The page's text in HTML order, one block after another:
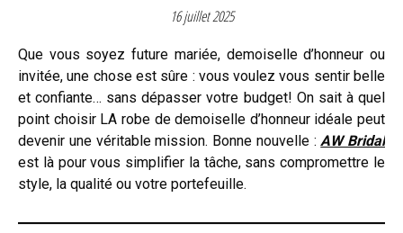
16 juillet 2025
Que vous soyez future mariée, demoiselle d’honneur ou
invitée, une chose est sûre : vous voulez vous sentir belle
et confiante… sans dépasser votre budget! On sait à quel
point choisir LA robe de demoiselle d’honneur idéale peut
devenir une véritable mission. Bonne nouvelle : AW Bridal
est là pour vous simplifier la tâche, sans compromettre le
style, la qualité ou votre portefeuille.